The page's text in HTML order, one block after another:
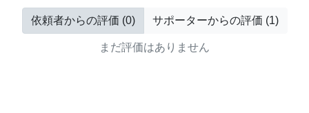
依頼者からの評価 (0) サポーターからの評価 (1)
まだ評価はありません